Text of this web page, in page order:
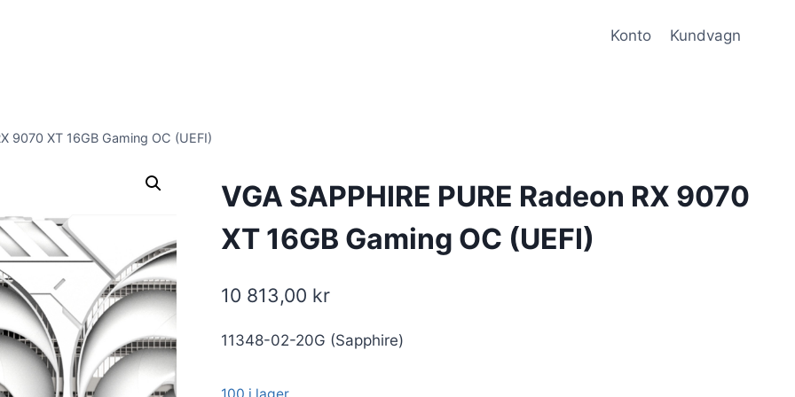
Konto Kundvagn
9070 XT 16GB Gaming OC (UEFI)
VGA SAPPHIRE PURE Radeon RX 9070
XT 16GB Gaming OC (UEFI)
10 813,00 kr
11348-02-20G (Sapphire)